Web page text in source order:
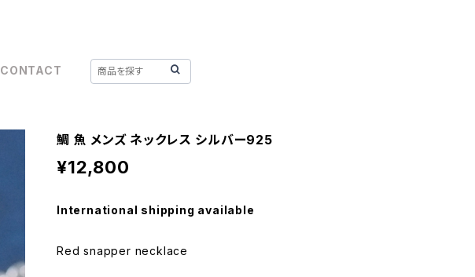
CONTACT
鯛 魚 メンズ ネックレス シルバー925
¥12,800
International shipping available
Red snapper necklace